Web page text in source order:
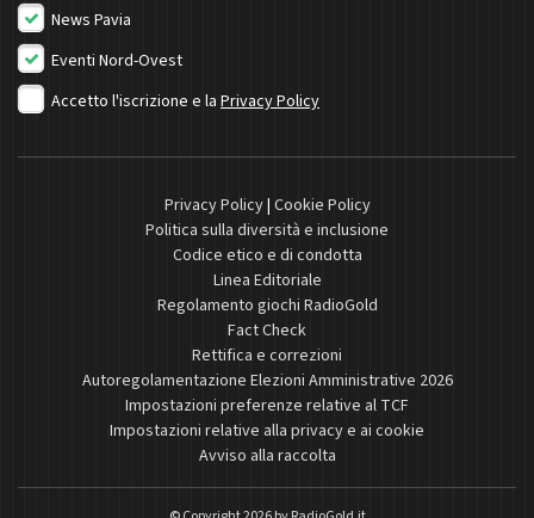
News Pavia
Eventi Nord-Ovest
Accetto l'iscrizione e la Privacy Policy
Privacy Policy| Cookie Policy
Politica sulla diversità e inclusione
Codice etico e di condotta
Linea Editoriale
Regolamento giochi RadioGold
Fact Check
Rettifica e correzioni
Autoregolamentazione Elezioni Amministrative 2026
Impostazioni preferenze relative al TCF
Impostazioni relative alla privacy e ai cookie
Avviso alla raccolta